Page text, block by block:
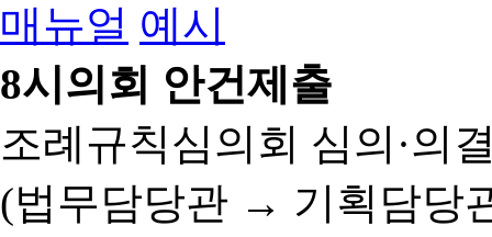
매뉴얼 예시
8시의회 안건제출
조례규칙심의회 심의·의
(법무담당관 → 기획담당